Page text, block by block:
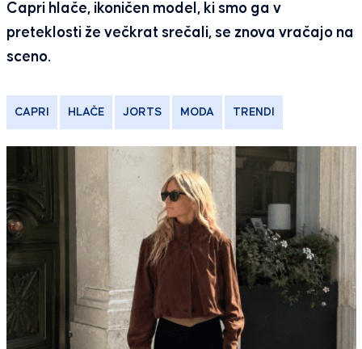
Capri hlače, ikoničen model, ki smo ga v
preteklosti že večkrat srečali, se znova vračajo na
sceno.
CAPRI HLAČE JORTS MODA TRENDI